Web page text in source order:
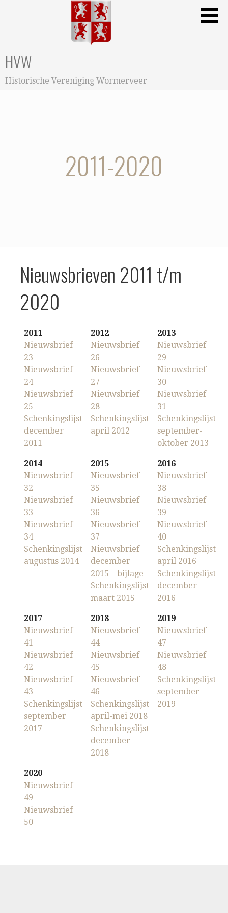
HVW
Historische Vereniging Wormerveer
2011-2020
Nieuwsbrieven 2011 t/m
2020
2011
Nieuwsbrief
23
Nieuwsbrief
24
Nieuwsbrief
25
Schenkingslijst
december
2011
2012
Nieuwsbrief
26
Nieuwsbrief
27
Nieuwsbrief
28
Schenkingslijst
april 2012
2013
Nieuwsbrief
29
Nieuwsbrief
30
Nieuwsbrief
31
Schenkingslijst
september-
oktober 2013
2014
Nieuwsbrief
32
Nieuwsbrief
33
Nieuwsbrief
34
Schenkingslijst
augustus 2014
2015
Nieuwsbrief
35
Nieuwsbrief
36
Nieuwsbrief
37
Nieuwsbrief
december
2015 – bijlage
Schenkingslijst
maart 2015
2016
Nieuwsbrief
38
Nieuwsbrief
39
Nieuwsbrief
40
Schenkingslijst
april 2016
Schenkingslijst
december
2016
2017
Nieuwsbrief
41
Nieuwsbrief
42
Nieuwsbrief
43
Schenkingslijst
september
2017
2018
Nieuwsbrief
44
Nieuwsbrief
45
Nieuwsbrief
46
Schenkingslijst
april-mei 2018
Schenkingslijst
december
2018
2019
Nieuwsbrief
47
Nieuwsbrief
48
Schenkingslijst
september
2019
2020
Nieuwsbrief
49
Nieuwsbrief
50